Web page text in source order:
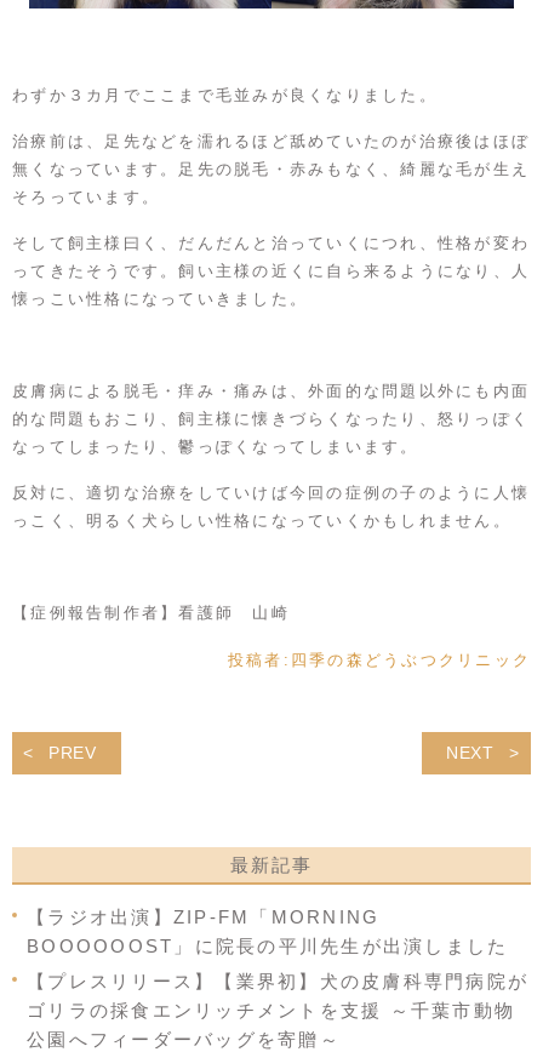
わずか３カ月でここまで毛並みが良くなりました。
治療前は、足先などを濡れるほど舐めていたのが治療後はほぼ
無くなっています。足先の脱毛・赤みもなく、綺麗な毛が生え
そろっています。
そして飼主様曰く、だんだんと治っていくにつれ、性格が変わ
ってきたそうです。飼い主様の近くに自ら来るようになり、人
懐っこい性格になっていきました。
皮膚病による脱毛・痒み・痛みは、外面的な問題以外にも内面
的な問題もおこり、飼主様に懐きづらくなったり、怒りっぽく
なってしまったり、鬱っぽくなってしまいます。
反対に、適切な治療をしていけば今回の症例の子のように人懐
っこく、明るく犬らしい性格になっていくかもしれません。
【症例報告制作者】看護師 山崎
投稿者: 四季の森どうぶつクリニック
PREV NEXT
最新記事
【ラジオ出演】ZIP-FM「MORNING
BOOOOOOST」に院長の平川先生が出演しました
【プレスリリース】【業界初】犬の皮膚科専門病院が
ゴリラの採食エンリッチメントを支援 ～千葉市動物
公園へフィーダーバッグを寄贈～